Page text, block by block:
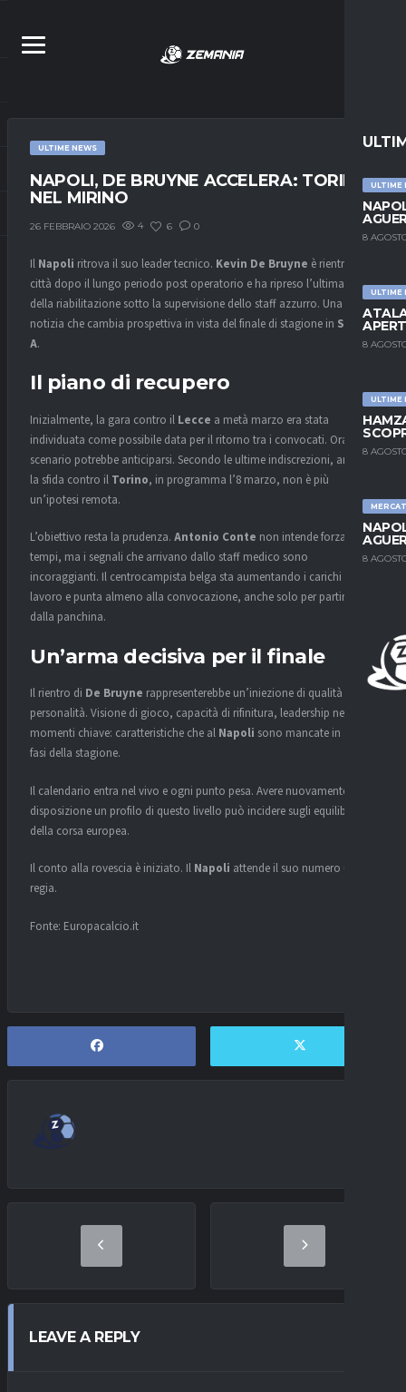
ULTIME
8
ULTIME
8
ULTIME
8
8
ULTIME NEWS
NAPOLI, DE BRUYNE ACCELERA: TORINO
NEL MIRINO
26 FEBBRAIO 2026 4 6 0
Il Napoli ritrova il suo leader tecnico. Kevin De Bruyne è rientrato in
città dopo il lungo periodo post operatorio e ha ripreso l’ultima fase
della riabilitazione sotto la supervisione dello staff azzurro. Una
notizia che cambia prospettiva in vista del finale di stagione in Serie
A.
Il piano di recupero
Inizialmente, la gara contro il Lecce a metà marzo era stata
individuata come possibile data per il ritorno tra i convocati. Ora lo
scenario potrebbe anticiparsi. Secondo le ultime indiscrezioni, anche
la sfida contro il Torino, in programma l’8 marzo, non è più
un’ipotesi remota.
L’obiettivo resta la prudenza. Antonio Conte non intende forzare i
tempi, ma i segnali che arrivano dallo staff medico sono
incoraggianti. Il centrocampista belga sta aumentando i carichi di
lavoro e punta almeno alla convocazione, anche solo per partire
dalla panchina.
Un’arma decisiva per il finale
Il rientro di De Bruyne rappresenterebbe un’iniezione di qualità e
personalità. Visione di gioco, capacità di rifinitura, leadership nei
momenti chiave: caratteristiche che al Napoli sono mancate in alcune
fasi della stagione.
Il calendario entra nel vivo e ogni punto pesa. Avere nuovamente a
disposizione un profilo di questo livello può incidere sugli equilibri
della corsa europea.
Il conto alla rovescia è iniziato. Il Napoli attende il suo numero uno in
regia.
Fonte: Europacalcio.it
LEAVE A REPLY